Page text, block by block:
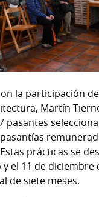
la participación
Martín
pasantes
prácticas se
el 11 de diciembre
de siete meses.